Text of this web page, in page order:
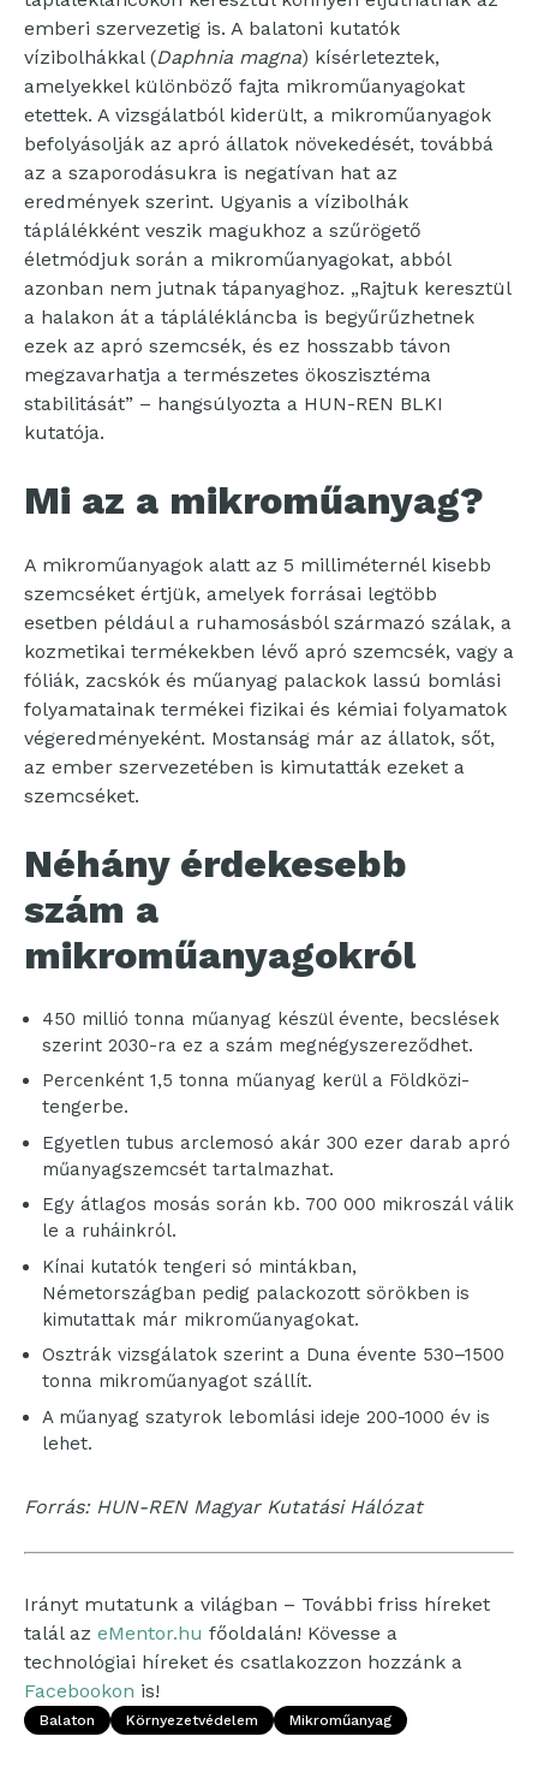
emberi szervezetig is. A balatoni kutatók
vízibolhákkal (Daphnia magna) kísérleteztek,
amelyekkel különböző fajta mikroműanyagokat
etettek. A vizsgálatból kiderült, a mikroműanyagok
befolyásolják az apró állatok növekedését, továbbá
az a szaporodásukra is negatívan hat az
eredmények szerint. Ugyanis a vízibolhák
táplálékként veszik magukhoz a szűrögető
életmódjuk során a mikroműanyagokat, abból
azonban nem jutnak tápanyaghoz. „Rajtuk keresztül
a halakon át a táplálékláncba is begyűrűzhetnek
ezek az apró szemcsék, és ez hosszabb távon
megzavarhatja a természetes ökoszisztéma
stabilitását” – hangsúlyozta a HUN-REN BLKI
kutatója.
Mi az a mikroműanyag?
A mikroműanyagok alatt az 5 milliméternél kisebb
szemcséket értjük, amelyek forrásai legtöbb
esetben például a ruhamosásból származó szálak, a
kozmetikai termékekben lévő apró szemcsék, vagy a
fóliák, zacskók és műanyag palackok lassú bomlási
folyamatainak termékei fizikai és kémiai folyamatok
végeredményeként. Mostanság már az állatok, sőt,
az ember szervezetében is kimutatták ezeket a
szemcséket.
Néhány érdekesebb
szám a
mikroműanyagokról
450 millió tonna műanyag készül évente, becslések
szerint 2030-ra ez a szám megnégyszereződhet.
Percenként 1,5 tonna műanyag kerül a Földközi-
tengerbe.
Egyetlen tubus arclemosó akár 300 ezer darab apró
műanyagszemcsét tartalmazhat.
Egy átlagos mosás során kb. 700 000 mikroszál válik
le a ruháinkról.
Kínai kutatók tengeri só mintákban,
Németországban pedig palackozott sörökben is
kimutattak már mikroműanyagokat.
Osztrák vizsgálatok szerint a Duna évente 530–1500
tonna mikroműanyagot szállít.
A műanyag szatyrok lebomlási ideje 200-1000 év is
lehet.
Forrás: HUN-REN Magyar Kutatási Hálózat
Irányt mutatunk a világban – További friss híreket
talál az eMentor.hu főoldalán! Kövesse a
technológiai híreket és csatlakozzon hozzánk a
Facebookon is!
Balaton Környezetvédelem Mikroműanyag